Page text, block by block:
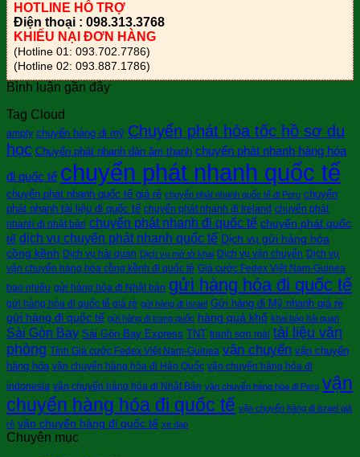
HOTLINE HỖ TRỢ
Điện thoại : 098.313.3768
KHIẾU NẠI ĐƠN HÀNG
(Hotline 01: 093.702.7786)
(Hotline 02: 093.887.1786)
Bình luận gần đây
Tag Cloud
amply chuyển hàng đi mỹ Chuyển phát hỏa tốc hồ sơ du
học Chuyển phát nhanh dàn âm thanh chuyển phát nhanh hàng hóa
đi quốc tế chuyển phát nhanh quốc tế
chuyển phát nhanh quốc tế giá rẻ chuyển phát nhanh quốc tế đi Peru chuyển
phát nhanh tài liệu đi quốc tế chuyển phát nhanh đi Ireland chuyển phát
nhanh đi nhật bản chuyển phát nhanh đi quốc tế chuyển phát quốc
tế dịch vụ chuyển phát nhanh quốc tế Dịch vụ gửi hàng hóa
cồng kềnh Dịch vụ hải quan Dịch vụ mở tờ khai Dịch vụ vận chuyển Dịch vụ
vận chuyển hàng hóa cồng kềnh đi quốc tê Giá cước Fedex Việt Nam-Guinea
bao nhiêu gửi hàng hóa đi Nhật bản gửi hàng hóa đi quốc tế
gửi hàng hóa đi quốc tế giá rẻ gửi hàng đi Israel Gửi hàng đi Mỹ nhanh giá rẻ
gửi hàng đi quốc tế gửi hàng đi trung quốc hàng quá khổ khai báo hải quan
Sài Gòn Bay Sài Gòn Bay Express TNT tranh sơn mài tài liệu văn
phòng Tính Giá cước Fedex Việt Nam-Guinea vận chuyển vận chuyển
hàng hóa vận chuyển hàng hóa đi Hàn Quốc vận chuyển hàng hóa đi
indonesia vận chuyển hàng hóa đi Nhật Bản vận chuyển hàng hóa đi Peru vận
chuyển hàng hóa đi quốc tế vận chuyển hàng đi israel giá
rẻ vận chuyển hàng đi quốc tế xe đạp
Chuyên mục